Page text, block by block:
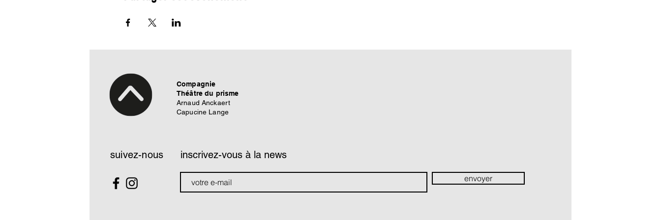
Compagnie
Théâtre du prisme
Arnaud Anckaert
Capucine Lange
suivez-nous inscrivez-vous à la news
envoyer